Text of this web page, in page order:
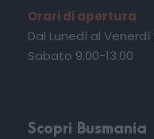
Orari di apertura
Dal Lunedì al Venerdì
Sabato 9.00-13.00
Scopri Busmania